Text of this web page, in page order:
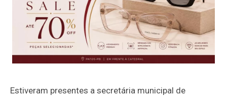
Estiveram presentes a secretária municipal de